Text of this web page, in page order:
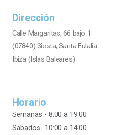
Dirección
Calle Margaritas, 66 bajo 1
(07840) Siesta, Santa Eulalia
Ibiza (Islas Baleares)
Horario
Semanas - 8:00 a 19:00
Sábados- 10:00 a 14:00